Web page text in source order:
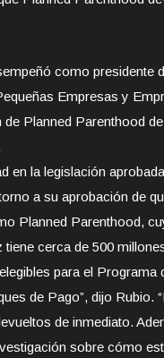
como presidente
Empresas y
Planned Parenthood
en la legislación
a su aprobación de
Planned Parenthood,
cerca de 500
para el Programa
de Pago”, dijo Rubio.
de inmediato.
sobre cómo